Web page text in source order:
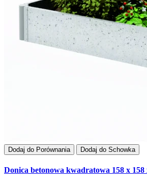
Dodaj do Porównania Dodaj do Schowka
Donica betonowa kwadratowa 158 x 158